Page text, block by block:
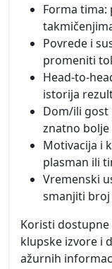
Forma tima:
Povrede i
promeniti
Head-to-
istorija
Dom/ili gost
znatno bolje
Motivacija i
plasman ili
Vremenski
smanjiti broj
Koristi dostupne
klupske izvore i
ažurnih